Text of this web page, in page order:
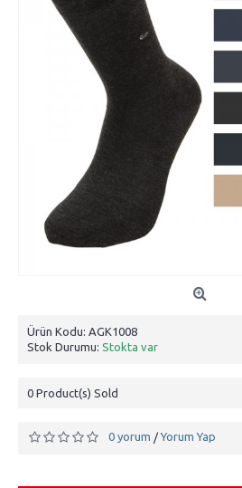
Ürün Kodu: AGK1008
Stok Durumu: Stokta var
0 Product(s) Sold
0 yorum /Yorum Yap